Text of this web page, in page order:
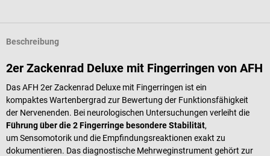
Beschreibung
2er Zackenrad Deluxe mit Fingerringen von AFH
Das AFH 2er Zackenrad Deluxe mit Fingerringen ist ein
kompaktes Wartenbergrad zur Bewertung der Funktionsfähigkeit
der Nervenenden. Bei neurologischen Untersuchungen verleiht die
Führung über die 2 Fingerringe besondere Stabilität,
um Sensomotorik und die Empfindungsreaktionen exakt zu
dokumentieren. Das diagnostische Mehrweginstrument gehört zur